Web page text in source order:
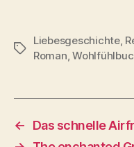
Schlagwörter
Liebesgeschichte,
Roman ,
←
Das schnelle